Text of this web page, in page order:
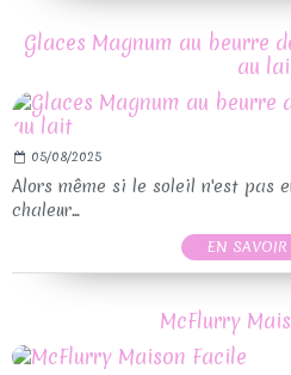
Glaces Magnum au beurre
au
05/08/2025
Alors même si le soleil n'est pas
chaleur...
EN SAVOIR
McFlurry